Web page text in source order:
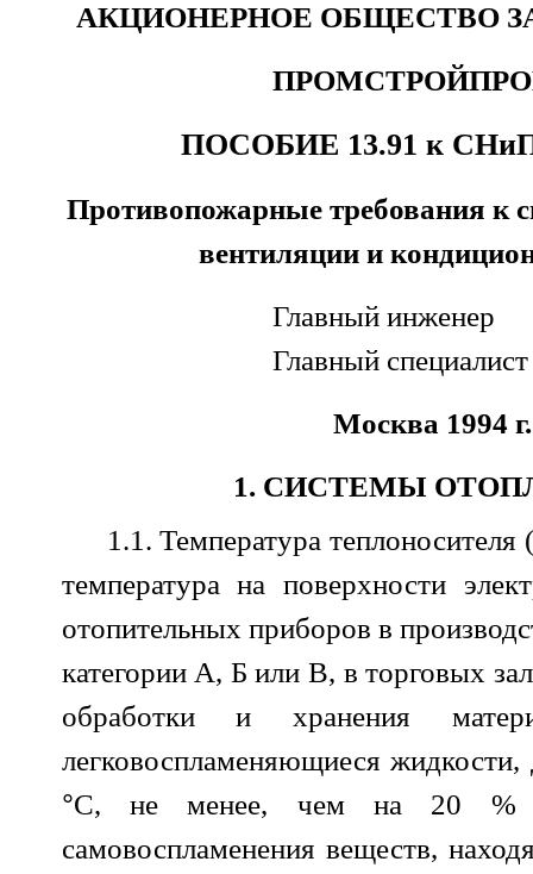
АКЦИОНЕРНОЕ ОБЩЕСТВО
ПОСОБИЕ 13.91 к СНиП
Противопожарные требования к
вентиляции и
Главный
Главный
Москва 1994 г.
1. СИСТЕМЫ
1.1. Температура
температура на поверхности
отопительных приборов в
категории А, Б или В, в торговых
обработки и хранения
легковоспламеняющиеся
°С, не менее, чем на 20 %
самовоспламенения веществ,